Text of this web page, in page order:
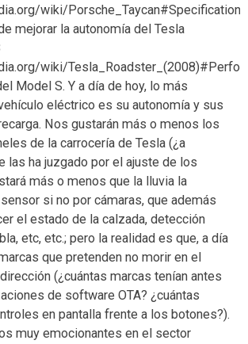
wiki/
mejorar la autonomía del Tesla
wiki/
Model S. Y a día de hoy, lo más
eléctrico es su autonomía y sus
Nos gustarán más o menos los
de la carrocería de Tesla (¿a
las ha juzgado por el ajuste de los
más o menos que la lluvia la
si no por cámaras, que además
el estado de la calzada, detección
etc, etc.; pero la realidad es que, a día
que pretenden no morir en el
(¿cuántas marcas tenían antes
de software OTA? ¿cuántas
en pantalla frente a los botones?).
muy emocionantes en el sector